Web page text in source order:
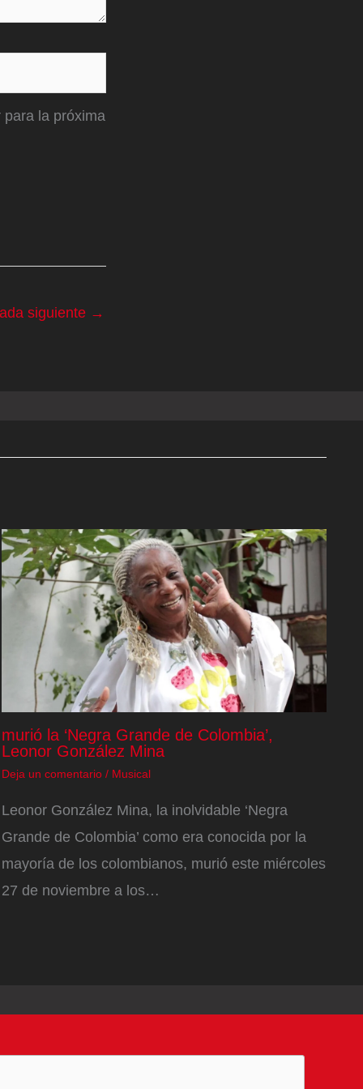
la próxima
siguiente →
murió la ‘Negra Grande de Colombia’,
Leonor González Mina
Deja un comentario / Musical
Leonor González Mina, la inolvidable ‘Negra
Grande de Colombia’ como era conocida por la
mayoría de los colombianos, murió este miércoles
27 de noviembre a los…